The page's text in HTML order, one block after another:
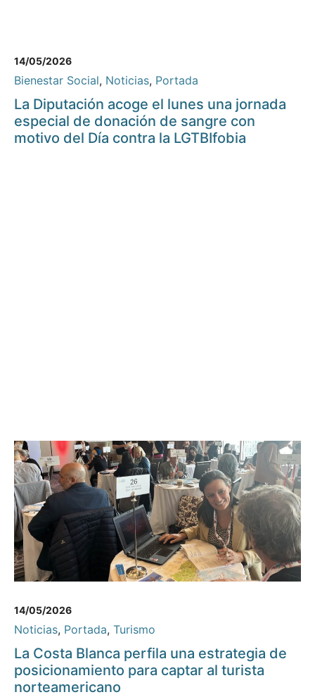
14/05/2026
Bienestar Social, Noticias, Portada
La Diputación acoge el lunes una jornada
especial de donación de sangre con
motivo del Día contra la LGTBIfobia
14/05/2026
Noticias, Portada, Turismo
La Costa Blanca perfila una estrategia de
posicionamiento para captar al turista
norteamericano